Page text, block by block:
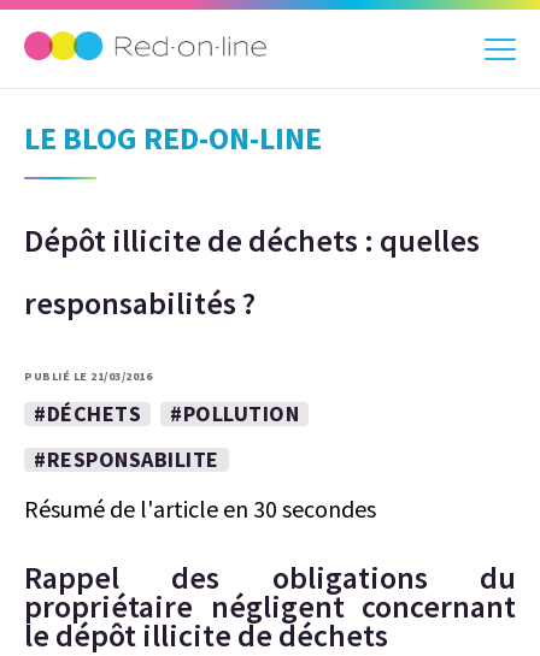
LE BLOG RED-ON-LINE
Dépôt illicite de déchets : quelles
responsabilités ?
PUBLIÉ LE 21/03/2016
#DÉCHETS
#POLLUTION
#RESPONSABILITE
Résumé de l'article en 30 secondes
Rappel des obligations du
propriétaire négligent concernant
le dépôt illicite de déchets